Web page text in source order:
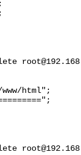
html";
delete